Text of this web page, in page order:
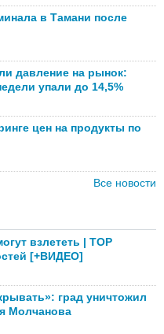
в Тамани после
давление на рынок:
упали до 14,5%
цен на продукты по
Все новости
взлететь | TOP
[+ВИДЕО]
град уничтожил
Молчанова